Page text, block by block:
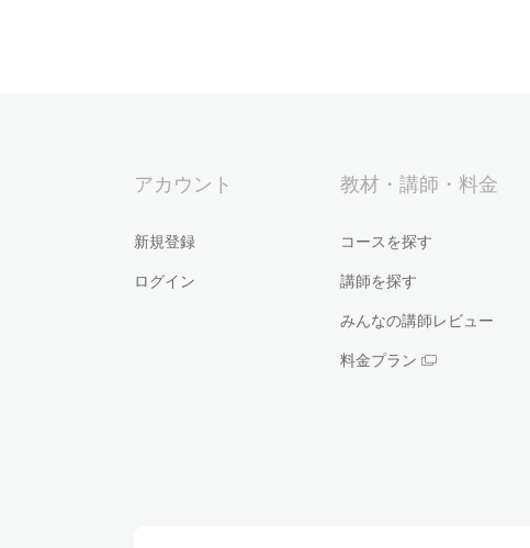
アカウント
新規登録
ログイン
教材・講師・料金
コースを探す
講師を探す
みんなの講師レビュー
料金プラン